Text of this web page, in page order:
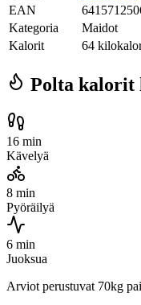
EAN
Kategoria
Maidot
Kalorit
64
Polta kalorit
16 min
Kävelyä
8 min
Pyöräilyä
6 min
Juoksua
Arviot perustuvat 70kg